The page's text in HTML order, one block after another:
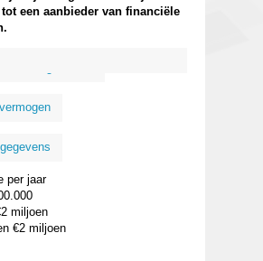
een aanbieder van financiële
per jaar
miljoen
€2 miljoen